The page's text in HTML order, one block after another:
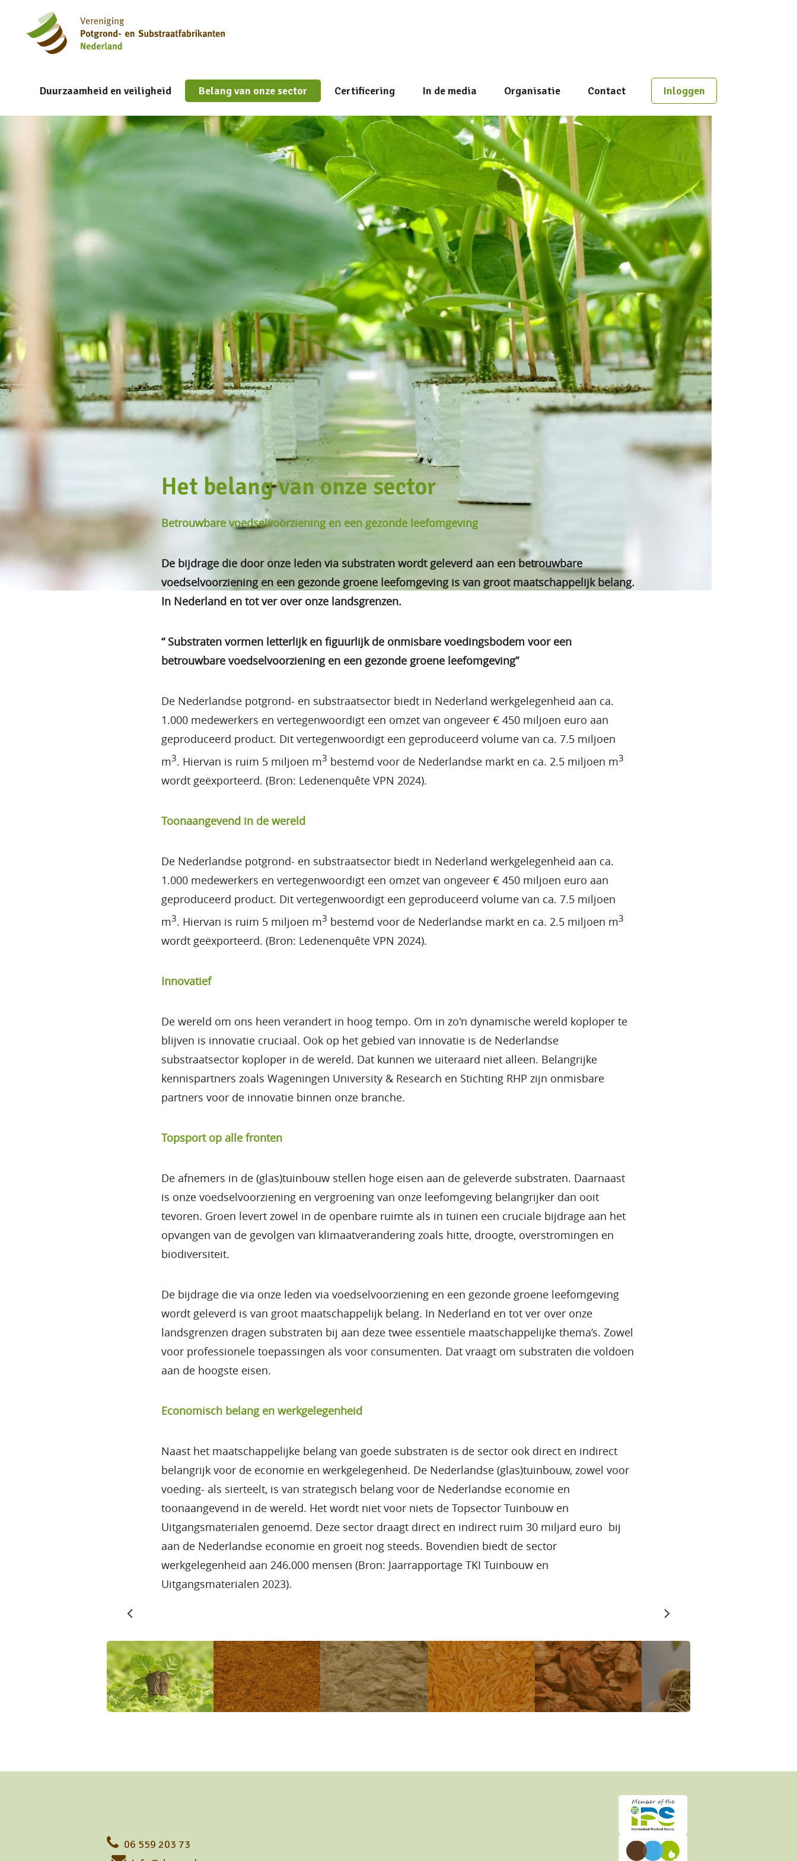
Duurzaamheid en veiligheid Belang van onze sector Certificering In de media Organisatie Contact Inloggen
Het belang van onze sector
Betrouwbare voedselvoorziening en een gezonde leefomgeving
De bijdrage die door onze leden via substraten wordt geleverd aan een betrouwbare
voedselvoorziening en een gezonde groene leefomgeving is van groot maatschappelijk belang.
In Nederland en tot ver over onze landsgrenzen.
“ Substraten vormen letterlijk en figuurlijk de onmisbare voedingsbodem voor een
betrouwbare voedselvoorziening en een gezonde groene leefomgeving”
De Nederlandse potgrond- en substraatsector biedt in Nederland werkgelegenheid aan ca.
1.000 medewerkers en vertegenwoordigt een omzet van ongeveer € 450 miljoen euro aan
geproduceerd product. Dit vertegenwoordigt een geproduceerd volume van ca. 7.5 miljoen
m3. Hiervan is ruim 5 miljoen m3 bestemd voor de Nederlandse markt en ca. 2.5 miljoen m3
wordt geëxporteerd. (Bron: Ledenenquête VPN 2024).
Toonaangevend in de wereld
De Nederlandse potgrond- en substraatsector biedt in Nederland werkgelegenheid aan ca.
1.000 medewerkers en vertegenwoordigt een omzet van ongeveer € 450 miljoen euro aan
geproduceerd product. Dit vertegenwoordigt een geproduceerd volume van ca. 7.5 miljoen
m3. Hiervan is ruim 5 miljoen m3 bestemd voor de Nederlandse markt en ca. 2.5 miljoen m3
wordt geëxporteerd. (Bron: Ledenenquête VPN 2024).
Innovatief
De wereld om ons heen verandert in hoog tempo. Om in zo'n dynamische wereld koploper te
blijven is innovatie cruciaal. Ook op het gebied van innovatie is de Nederlandse
substraatsector koploper in de wereld. Dat kunnen we uiteraard niet alleen. Belangrijke
kennispartners zoals Wageningen University & Research en Stichting RHP zijn onmisbare
partners voor de innovatie binnen onze branche.
Topsport op alle fronten
De afnemers in de (glas)tuinbouw stellen hoge eisen aan de geleverde substraten. Daarnaast
is onze voedselvoorziening en vergroening van onze leefomgeving belangrijker dan ooit
tevoren. Groen levert zowel in de openbare ruimte als in tuinen een cruciale bijdrage aan het
opvangen van de gevolgen van klimaatverandering zoals hitte, droogte, overstromingen en
biodiversiteit.
De bijdrage die via onze leden via voedselvoorziening en een gezonde groene leefomgeving
wordt geleverd is van groot maatschappelijk belang. In Nederland en tot ver over onze
landsgrenzen dragen substraten bij aan deze twee essentiële maatschappelijke thema’s. Zowel
voor professionele toepassingen als voor consumenten. Dat vraagt om substraten die voldoen
aan de hoogste eisen.
Economisch belang en werkgelegenheid
Naast het maatschappelijke belang van goede substraten is de sector ook direct en indirect
belangrijk voor de economie en werkgelegenheid. De Nederlandse (glas)tuinbouw, zowel voor
voeding- als sierteelt, is van strategisch belang voor de Nederlandse economie en
toonaangevend in de wereld. Het wordt niet voor niets de Topsector Tuinbouw en
Uitgangsmaterialen genoemd. Deze sector draagt direct en indirect ruim 30 miljard euro bij
aan de Nederlandse economie en groeit nog steeds. Bovendien biedt de sector
werkgelegenheid aan 246.000 mensen (Bron: Jaarrapportage TKI Tuinbouw en
Uitgangsmaterialen 2023).
06 559 203 73